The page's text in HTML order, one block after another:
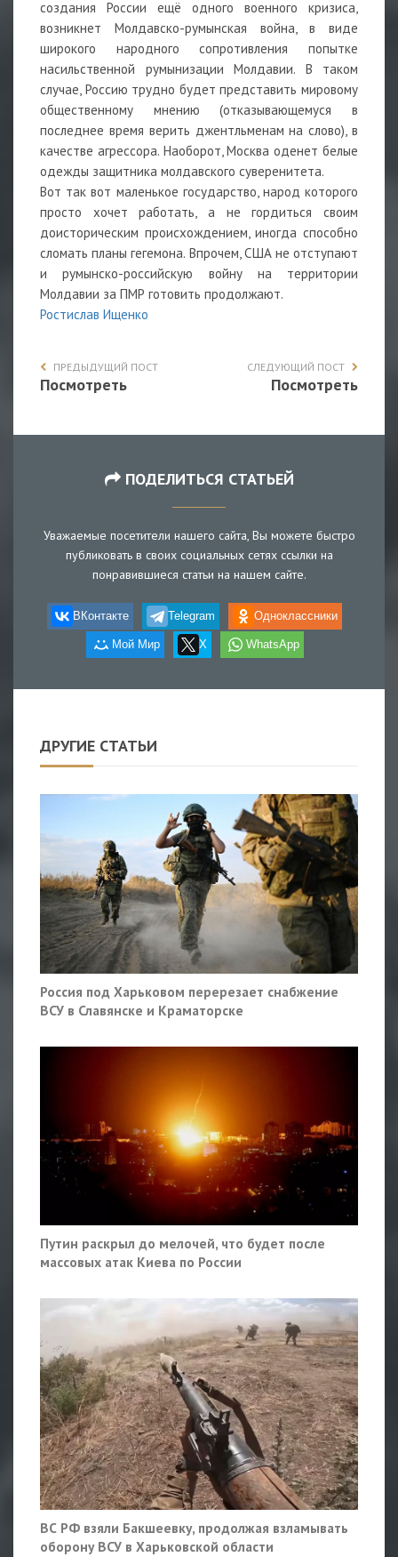
создания России ещё одного военного кризиса,
возникнет Молдавско-румынская война, в виде
широкого народного сопротивления попытке
насильственной румынизации Молдавии. В таком
случае, Россию трудно будет представить мировому
общественному мнению (отказывающемуся в
последнее время верить джентльменам на слово), в
качестве агрессора. Наоборот, Москва оденет белые
одежды защитника молдавского суверенитета.
Вот так вот маленькое государство, народ которого
просто хочет работать, а не гордиться своим
доисторическим происхождением, иногда способно
сломать планы гегемона. Впрочем, США не отступают
и румынско-российскую войну на территории
Молдавии за ПМР готовить продолжают.
Ростислав Ищенко
ПРЕДЫДУЩИЙ ПОСТ
Посмотреть
СЛЕДУЮЩИЙ ПОСТ
Посмотреть
ПОДЕЛИТЬСЯ СТАТЬЕЙ
Уважаемые посетители нашего сайта, Вы можете быстро
публиковать в своих социальных сетях ссылки на
понравившиеся статьи на нашем сайте.
ВКонтакте Telegram Одноклассники
Мой Мир X WhatsApp
ДРУГИЕ СТАТЬИ
Россия под Харьковом перерезает снабжение
ВСУ в Славянске и Краматорске
Путин раскрыл до мелочей, что будет после
массовых атак Киева по России
ВС РФ взяли Бакшеевку, продолжая взламывать
оборону ВСУ в Харьковской области